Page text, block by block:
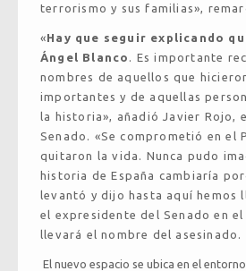
terrorismo y sus familias»,
«Hay que seguir explicando
Ángel Blanco
. Es importante
nombres de aquellos que
importantes y de aquellas
la historia», añadió Javier Rojo,
Senado. «Se comprometió en el
quitaron la vida. Nunca pudo
historia de España cambiaría
levantó y dijo hasta aquí hemos
el expresidente del Senado en el
llevará el nombre del asesinado.
El nuevo espacio se ubica en el